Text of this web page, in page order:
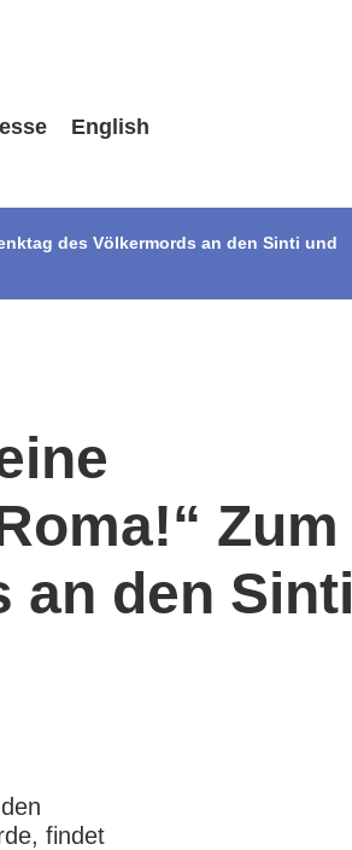
English
des Völkermords an den Sinti und
Zum
an den Sinti
findet